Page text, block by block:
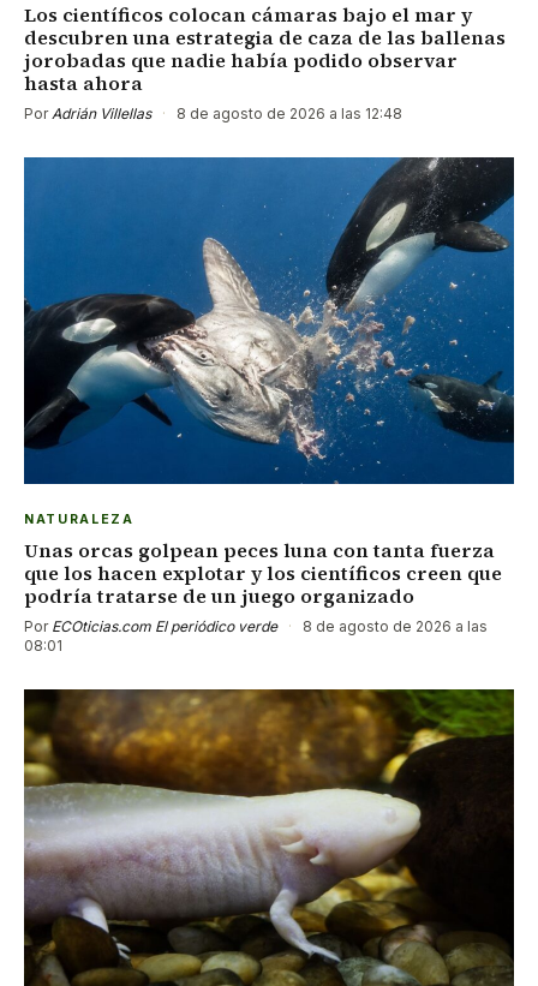
Los científicos colocan cámaras bajo el mar y
descubren una estrategia de caza de las ballenas
jorobadas que nadie había podido observar
hasta ahora
Por Adrián Villellas · 8 de agosto de 2026 a las 12:48
NATURALEZA
Unas orcas golpean peces luna con tanta fuerza
que los hacen explotar y los científicos creen que
podría tratarse de un juego organizado
Por ECOticias.com El periódico verde ·
8 de agosto de 2026 a las
08:01